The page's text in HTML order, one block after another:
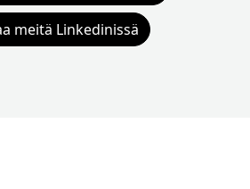
meitä Linkedinissä